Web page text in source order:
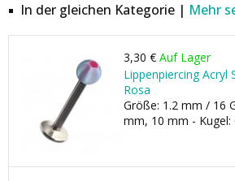
In der gleichen Kategorie | Mehr
3,30 € Auf Lager
Lippenpiercing
Rosa
Größe: 1.2 mm / 16
mm, 10 mm - Kugel: